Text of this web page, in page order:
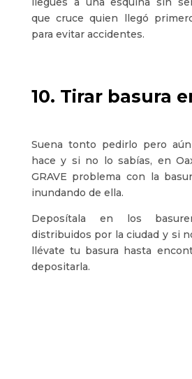
que cruce quien llegó
para evitar accidentes.
10. Tirar basura
Suena tonto pedirlo pero
hace y si no lo sabías, en
GRAVE problema con la
inundando de ella.
Deposítala en los
distribuidos por la ciudad y si
llévate tu basura hasta
depositarla.